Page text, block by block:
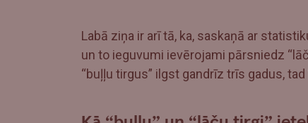
Labā ziņa ir arī tā, ka, saskaņā ar
un to ieguvumi ievērojami pārsniedz
“buļļu tirgus” ilgst gandrīz trīs gadus,